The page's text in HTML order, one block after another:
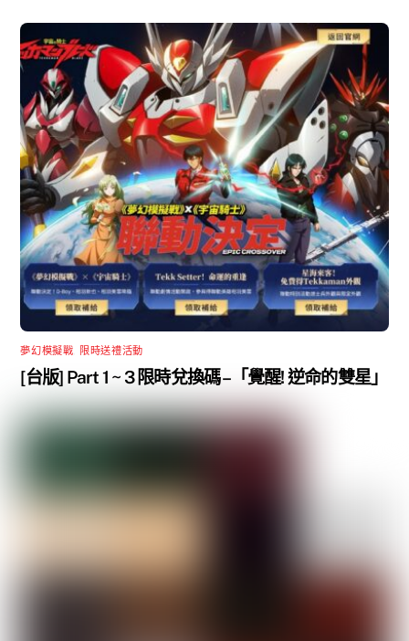
夢幻模擬戰 限時送禮活動
[台版] Part 1 ~ 3 限時兌換碼 –「覺醒! 逆命的雙星」